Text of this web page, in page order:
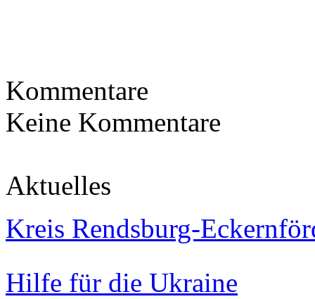
Kommentare
Keine Kommentare
Aktuelles
Kreis Rendsburg-
Hilfe für die Ukraine